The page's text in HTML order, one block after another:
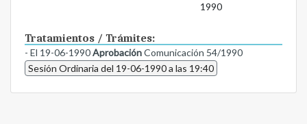
1990
Tratamientos / Trámites:
- El 19-06-1990AprobaciónComunicación 54/1990
Sesión Ordinaria del 19-06-1990 a las 19:40